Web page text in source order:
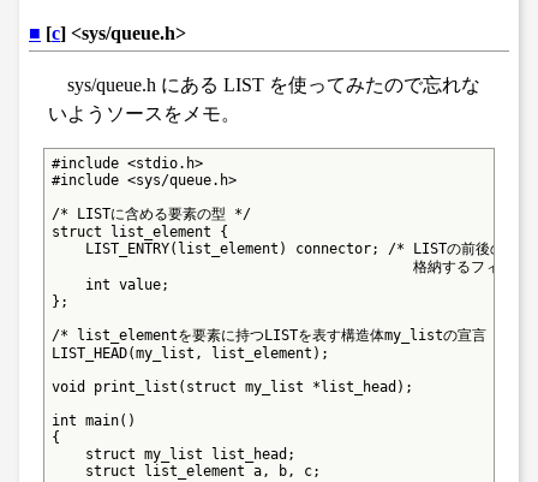
■ [c] <sys/queue.h>
sys/queue.h にある LIST を使ってみたので忘れな
いようソースをメモ。
#include <stdio.h>
#include <sys/queue.h>
/* LISTに含める要素の型 */
struct list_element {
LIST_ENTRY(list_element) connector; /* LISTの前後の要素
格納するフィール
    int value;
};
/* list_elementを要素に持つLISTを表す構造体my_listの宣言 */
LIST_HEAD(my_list, list_element);
void print_list(struct my_list *list_head);
int main()
{
    struct my_list list_head;
    struct list_element a, b, c;